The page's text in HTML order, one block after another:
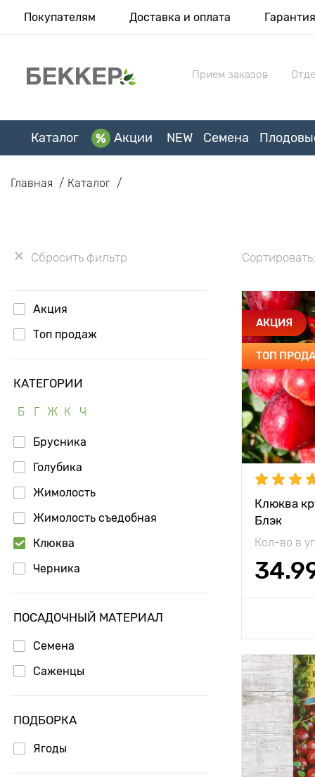
Покупателям Доставка и оплата Гарантия
Прием заказов
Каталог Акции NEW Семена
Главная Каталог
Сбросить фильтр
Акция
Топ продаж
КАТЕГОРИИ
Б Г Ж К Ч
Брусника
Голубика
Жимолость
Жимолость съедобная
Клюква
Черника
ПОСАДОЧНЫЙ МАТЕРИАЛ
Семена
Саженцы
ПОДБОРКА
Ягоды
Сортировать:
АКЦИЯ
ТОП
Клюква
Блэк
Кол-во в
Высота
Растояние
растениями
Урожайность
Вес плода
Длина
Высота
Растояние
растениями